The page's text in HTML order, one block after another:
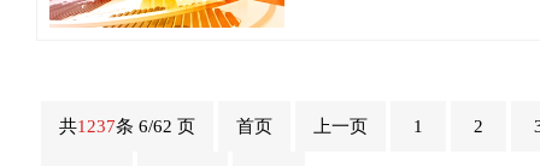
共1237条 6/62 页 首页 上一页 1 2